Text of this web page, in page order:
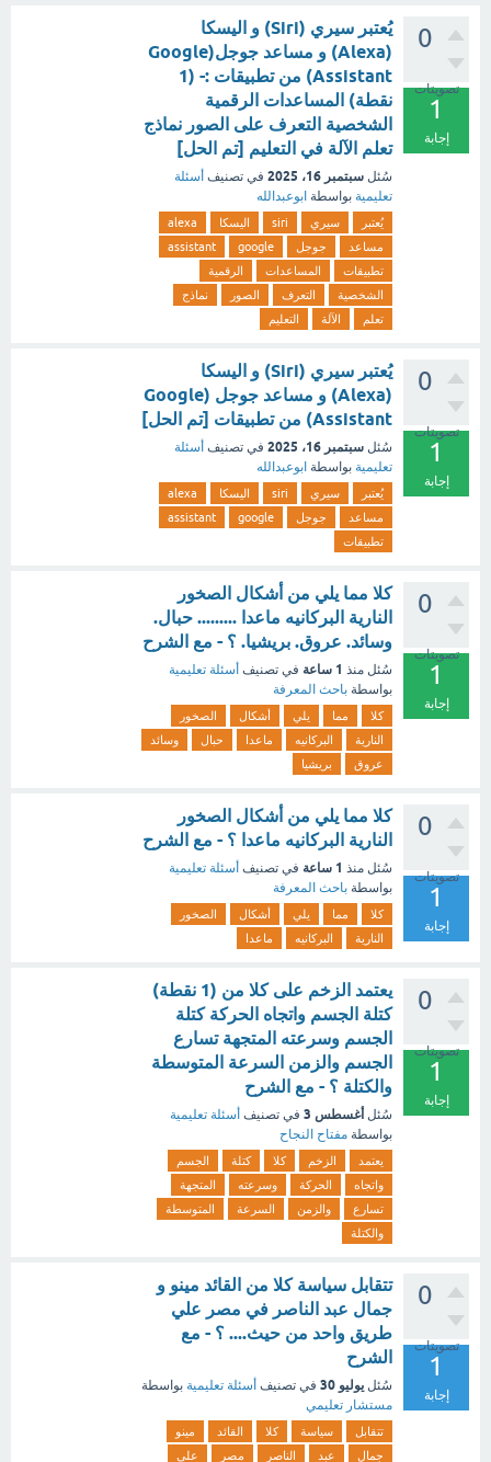
0
تصويتات
1
إجابة
يُعتبر سيري (Siri) و اليسكا
(Alexa) و مساعد جوجل(Google
Assistant) من تطبيقات :- (1
نقطة) المساعدات الرقمية
الشخصية التعرف على الصور نماذج
تعلم الآلة في التعليم [تم الحل]
سُئل سبتمبر 16، 2025 في تصنيف أسئلة
تعليمية بواسطة ابوعبدالله
يُعتبر سيري siri اليسكا
alexa
مساعد
جوجل google
assistant
تطبيقات
المساعدات
الرقمية
الشخصية
التعرف الصور
نماذج
تعلم
الآلة التعليم
0
تصويتات
1
إجابة
يُعتبر سيري (Siri) و اليسكا
(Alexa) و مساعد جوجل (Google
Assistant) من تطبيقات [تم الحل]
سُئل سبتمبر 16، 2025 في تصنيف أسئلة
تعليمية بواسطة ابوعبدالله
يُعتبر سيري siri اليسكا
alexa
مساعد
جوجل google
assistant
تطبيقات
0
تصويتات
1
إجابة
كلا مما يلي من أشكال الصخور
النارية البركانيه ماعدا ......... حبال.
وسائد. عروق. بريشيا. ؟ - مع الشرح
سُئل منذ 1 ساعة في تصنيف أسئلة تعليمية
بواسطة باحث المعرفة
كلا مما يلي أشكال
الصخور
النارية
البركانيه ماعدا حبال
وسائد
عروق
بريشيا
0
تصويتات
1
إجابة
كلا مما يلي من أشكال الصخور
النارية البركانيه ماعدا ؟ - مع الشرح
سُئل منذ 1 ساعة في تصنيف أسئلة تعليمية
بواسطة باحث المعرفة
كلا مما يلي أشكال
الصخور
النارية
البركانيه ماعدا
0
تصويتات
1
إجابة
يعتمد الزخم على كلا من (1 نقطة)
كتلة الجسم واتجاه الحركة كتلة
الجسم وسرعته المتجهة تسارع
الجسم والزمن السرعة المتوسطة
والكتلة ؟ - مع الشرح
سُئل أغسطس 3 في تصنيف أسئلة تعليمية
بواسطة مفتاح النجاح
يعتمد الزخم كلا كتلة
الجسم
واتجاه
الحركة وسرعته
المتجهة
تسارع
والزمن السرعة
المتوسطة
والكتلة
0
تصويتات
1
إجابة
تتقابل سياسة كلا من القائد مينو و
جمال عبد الناصر في مصر علي
طريق واحد من حيث.... ؟ - مع
الشرح
سُئل يوليو 30 في تصنيف أسئلة تعليمية بواسطة
مستشار تعليمي
تتقابل سياسة كلا القائد
مينو
جمال
عبد الناصر مصر علي